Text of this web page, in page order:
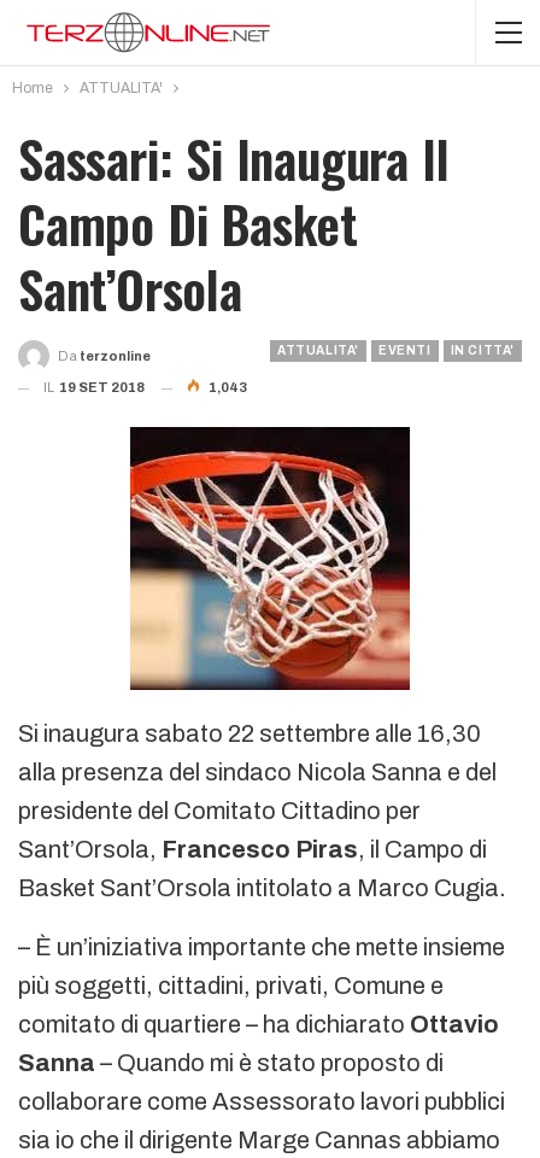
Home ATTUALITA'
Sassari: Si Inaugura Il
Campo Di Basket
Sant’Orsola
ATTUALITA' EVENTI IN CITTA'
Da Terzonline
IL 19 SET 2018 1,043
Si inaugura sabato 22 settembre alle 16,30
alla presenza del sindaco Nicola Sanna e del
presidente del Comitato Cittadino per
Sant’Orsola, Francesco Piras, il Campo di
Basket Sant’Orsola intitolato a Marco Cugia.
– È un’iniziativa importante che mette insieme
più soggetti, cittadini, privati, Comune e
comitato di quartiere – ha dichiarato Ottavio
Sanna – Quando mi è stato proposto di
collaborare come Assessorato lavori pubblici
sia io che il dirigente Marge Cannas abbiamo